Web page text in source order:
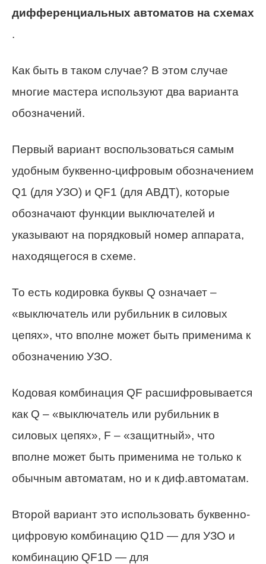
дифференциальных автоматов на схемах
.
Как быть в таком случае? В этом случае
многие мастера используют два варианта
обозначений.
Первый вариант воспользоваться самым
удобным буквенно-цифровым обозначением
Q1 (для УЗО) и QF1 (для АВДТ), которые
обозначают функции выключателей и
указывают на порядковый номер аппарата,
находящегося в схеме.
То есть кодировка буквы Q означает –
«выключатель или рубильник в силовых
цепях», что вполне может быть применима к
обозначению УЗО.
Кодовая комбинация QF расшифровывается
как Q – «выключатель или рубильник в
силовых цепях», F – «защитный», что
вполне может быть применима не только к
обычным автоматам, но и к диф.автоматам.
Второй вариант это использовать буквенно-
цифровую комбинацию Q1D — для УЗО и
комбинацию QF1D — для